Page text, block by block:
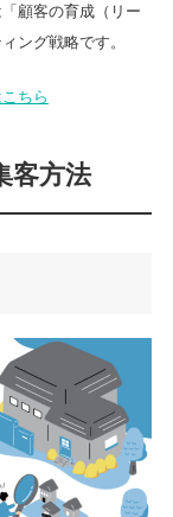
顧客の育成（リー
ング戦略です。
ちら
客方法